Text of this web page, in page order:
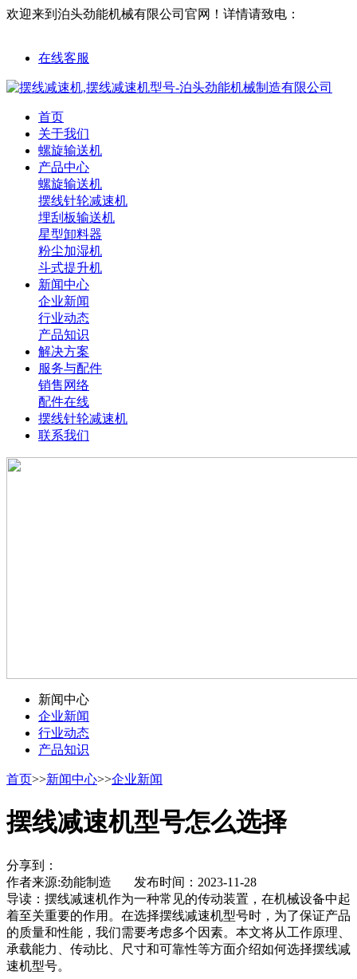
欢迎来到泊头劲能机械有限公司官网！ 详情请致电：
在线客服
首页
关于我们
螺旋输送机
产品中心
螺旋输送机
摆线针轮减速机
埋刮板输送机
星型卸料器
粉尘加湿机
斗式提升机
新闻中心
企业新闻
行业动态
产品知识
解决方案
服务与配件
销售网络
配件在线
摆线针轮减速机
联系我们
新闻中心
企业新闻
行业动态
产品知识
首页>>新闻中心>>企业新闻
摆线减速机型号怎么选择
分享到：
作者来源:劲能制造 发布时间：2023-11-28
导读： 摆线减速机​作为一种常见的传动装置，在机械设备中起
着至关重要的作用。在选择摆线减速机型号时，为了保证产品
的质量和性能，我们需要考虑多个因素。本文将从工作原理、
承载能力、传动比、尺寸和可靠性等方面介绍如何选择摆线减
速机型号。